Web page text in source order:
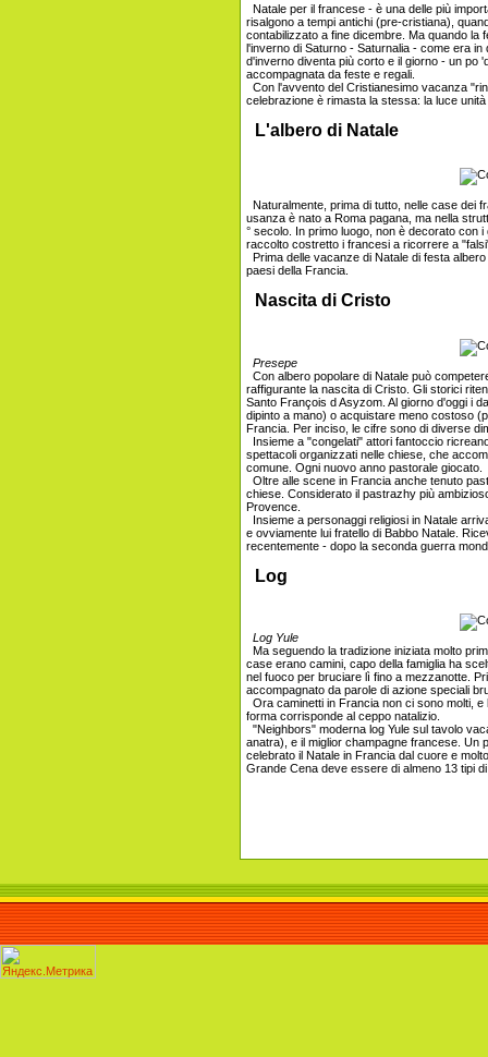
Natale per il francese - è una delle più
risalgono a tempi antichi (pre-cristiana),
contabilizzato a fine dicembre. Ma quando
l'inverno di Saturno - Saturnalia - come era
d'inverno diventa più corto e il giorno - un po
accompagnata da feste e regali.
Con l'avvento del Cristianesimo vacanza
celebrazione è rimasta la stessa: la luce
L'albero di Natale
Naturalmente, prima di tutto, nelle case dei
usanza è nato a Roma pagana, ma nella
° secolo. In primo luogo, non è decorato con
raccolto costretto i francesi a ricorrere a
Prima delle vacanze di Natale di festa
paesi della Francia.
Nascita di Cristo
Presepe
Con albero popolare di Natale può
raffigurante la nascita di Cristo. Gli storici
Santo François d Asyzom. Al giorno d'oggi i
dipinto a mano) o acquistare meno costoso
Francia. Per inciso, le cifre sono di diverse
Insieme a "congelati" attori fantoccio
spettacoli organizzati nelle chiese, che
comune. Ogni nuovo anno pastorale giocato.
Oltre alle scene in Francia anche tenuto
chiese. Considerato il pastrazhy più
Provence.
Insieme a personaggi religiosi in Natale
e ovviamente lui fratello di Babbo Natale.
recentemente - dopo la seconda guerra
Log
Log Yule
Ma seguendo la tradizione iniziata molto
case erano camini, capo della famiglia ha
nel fuoco per bruciare lì fino a mezzanotte.
accompagnato da parole di azione speciali
Ora caminetti in Francia non ci sono molti,
forma corrisponde al ceppo natalizio.
"Neighbors" moderna log Yule sul tavolo
anatra), e il miglior champagne francese. Un
celebrato il Natale in Francia dal cuore e
Grande Cena deve essere di almeno 13 tipi